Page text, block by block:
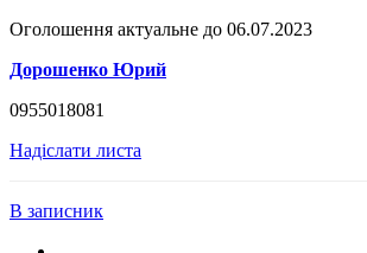
Оголошення актуальне до 06.07.2023
Дорошенко Юрий
0955018081
Надіслати листа
В записник